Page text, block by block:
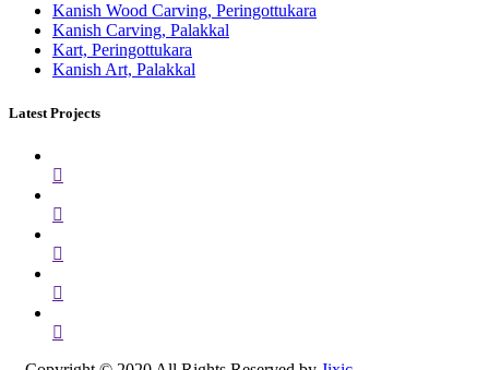
Kanish Wood Carving, Peringottukara
Kanish Carving, Palakkal
Kart, Peringottukara
Kanish Art, Palakkal
Latest Projects